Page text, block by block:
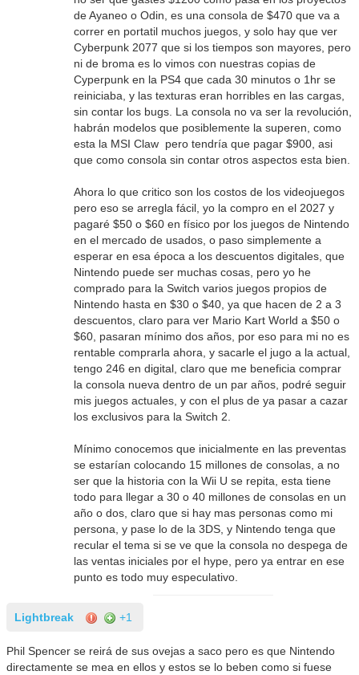
de Ayaneo o Odin, es una consola de $470 que va a
correr en portatil muchos juegos, y solo hay que ver
Cyberpunk 2077 que si los tiempos son mayores, pero
ni de broma es lo vimos con nuestras copias de
Cyperpunk en la PS4 que cada 30 minutos o 1hr se
reiniciaba, y las texturas eran horribles en las cargas,
sin contar los bugs. La consola no va ser la revolución,
habrán modelos que posiblemente la superen, como
esta la MSI Claw pero tendría que pagar $900, asi
que como consola sin contar otros aspectos esta bien.
Ahora lo que critico son los costos de los videojuegos
pero eso se arregla fácil, yo la compro en el 2027 y
pagaré $50 o $60 en físico por los juegos de Nintendo
en el mercado de usados, o paso simplemente a
esperar en esa época a los descuentos digitales, que
Nintendo puede ser muchas cosas, pero yo he
comprado para la Switch varios juegos propios de
Nintendo hasta en $30 o $40, ya que hacen de 2 a 3
descuentos, claro para ver Mario Kart World a $50 o
$60, pasaran mínimo dos años, por eso para mi no es
rentable comprarla ahora, y sacarle el jugo a la actual,
tengo 246 en digital, claro que me beneficia comprar
la consola nueva dentro de un par años, podré seguir
mis juegos actuales, y con el plus de ya pasar a cazar
los exclusivos para la Switch 2.
Mínimo conocemos que inicialmente en las preventas
se estarían colocando 15 millones de consolas, a no
ser que la historia con la Wii U se repita, esta tiene
todo para llegar a 30 o 40 millones de consolas en un
año o dos, claro que si hay mas personas como mi
persona, y pase lo de la 3DS, y Nintendo tenga que
recular el tema si se ve que la consola no despega de
las ventas iniciales por el hype, pero ya entrar en ese
punto es todo muy especulativo.
Lightbreak +1
Phil Spencer se reirá de sus ovejas a saco pero es que Nintendo
directamente se mea en ellos y estos se lo beben como si fuese